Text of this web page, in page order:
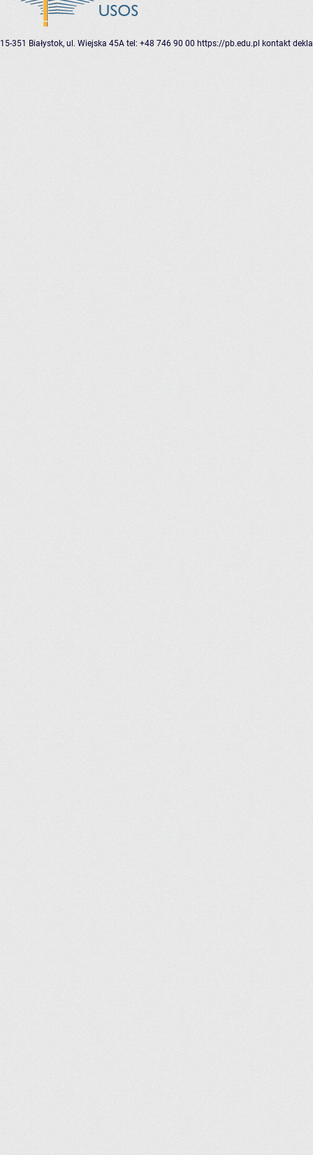
15-351 Białystok, ul. Wiejska 45A tel: +48 746 90 00 https://pb.edu.pl kontakt